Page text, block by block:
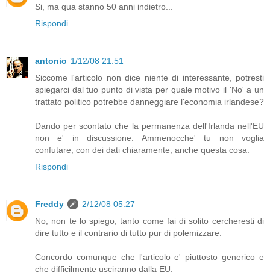
Si, ma qua stanno 50 anni indietro...
Rispondi
antonio 1/12/08 21:51
Siccome l'articolo non dice niente di interessante, potresti
spiegarci dal tuo punto di vista per quale motivo il 'No' a un
trattato politico potrebbe danneggiare l'economia irlandese?
Dando per scontato che la permanenza dell'Irlanda nell'EU
non e' in discussione. Ammenocche' tu non voglia
confutare, con dei dati chiaramente, anche questa cosa.
Rispondi
Freddy
2/12/08 05:27
No, non te lo spiego, tanto come fai di solito cercheresti di
dire tutto e il contrario di tutto pur di polemizzare.
Concordo comunque che l'articolo e' piuttosto generico e
che difficilmente usciranno dalla EU.